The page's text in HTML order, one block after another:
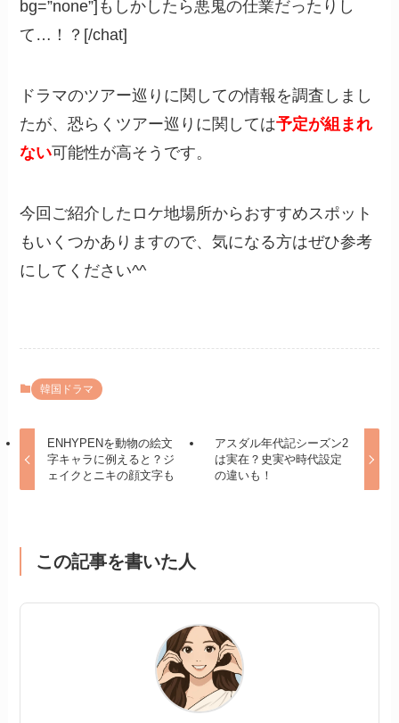
bg=”none”]もしかしたら悪鬼の仕業だったりし
て…！？[/chat]
ドラマのツアー巡りに関しての情報を調査しまし
たが、恐らくツアー巡りに関しては予定が組まれ
ない可能性が高そうです。
今回ご紹介したロケ地場所からおすすめスポット
もいくつかありますので、気になる方はぜひ参考
にしてください^^
韓国ドラマ
ENHYPENを動物の絵文
字キャラに例えると？ジ
ェイクとニキの顔文字も
アスダル年代記シーズン2
は実在？史実や時代設定
の違いも！
この記事を書いた人